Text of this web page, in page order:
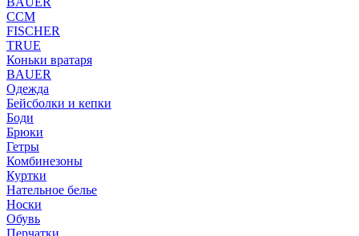
CCM
FISCHER
TRUE
Коньки вратаря
BAUER
Одежда
Бейсболки и кепки
Боди
Брюки
Гетры
Комбинезоны
Куртки
Нательное белье
Носки
Обувь
Перчатки